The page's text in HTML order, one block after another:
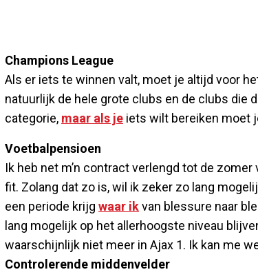
Champions League
Als er iets te winnen valt, moet je altijd voor
natuurlijk de hele grote clubs en de clubs die
categorie, maar als je iets wilt bereiken moet
Voetbalpensioen
Ik heb net m’n contract verlengd tot de
fit. Zolang dat zo is, wil ik zeker zo lang
een periode krijg waar ikvan blessure naar
lang mogelijk op het allerhoogste niveau
waarschijnlijk niet meer in Ajax 1. Ik kan me
Controlerende middenvelder